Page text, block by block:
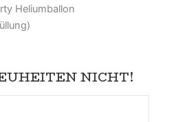
Heliumballon
NICHT!